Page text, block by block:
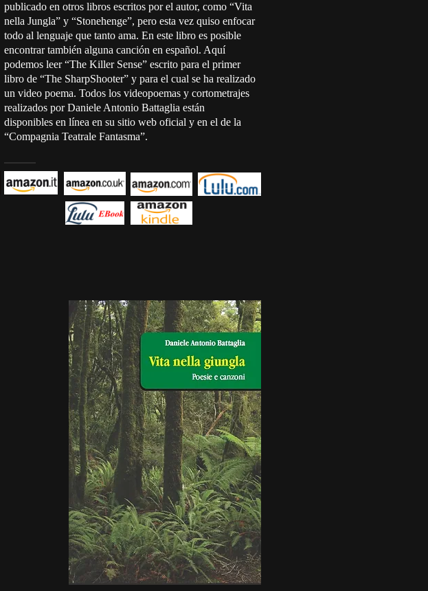
publicado en otros libros escritos por el autor, como “Vita
nella Jungla” y “Stonehenge”, pero esta vez quiso enfocar
todo al lenguaje que tanto ama. En este libro es posible
encontrar también alguna canción en español. Aquí
podemos leer “The Killer Sense” escrito para el primer
libro de “The SharpShooter” y para el cual se ha realizado
un video poema. Todos los videopoemas y cortometrajes
realizados por Daniele Antonio Battaglia están
disponibles en línea en su sitio web oficial y en el de la
“Compagnia Teatrale Fantasma”.